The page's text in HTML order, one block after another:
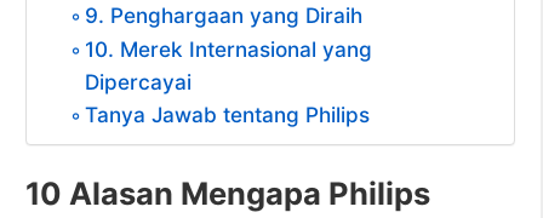
9. Penghargaan yang Diraih
10. Merek Internasional yang
Dipercayai
Tanya Jawab tentang Philips
10 Alasan Mengapa Philips